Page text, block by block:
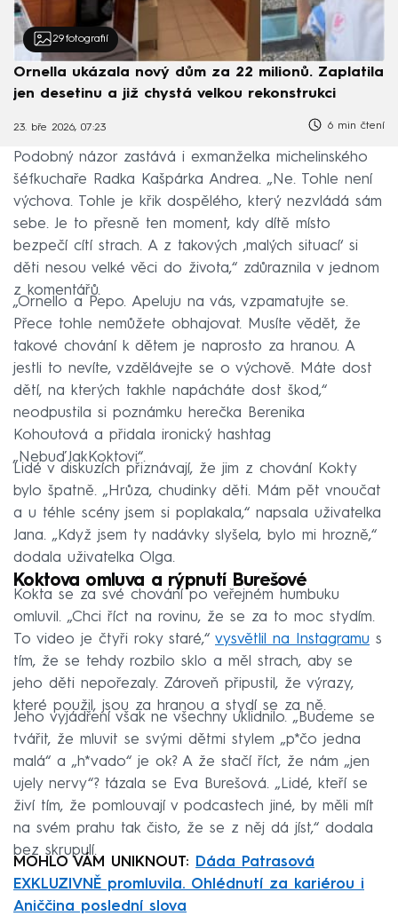
29 fotografií
Ornella ukázala nový dům za 22 milionů. Zaplatila
jen desetinu a již chystá velkou rekonstrukci
23. bře 2026, 07:23 6 min čtení
Podobný názor zastává i exmanželka michelinského
šéfkuchaře Radka Kašpárka Andrea. „Ne. Tohle není
výchova. Tohle je křik dospělého, který nezvládá sám
sebe. Je to přesně ten moment, kdy dítě místo
bezpečí cítí strach. A z takových ‚malých situací‘ si
děti nesou velké věci do života,“ zdůraznila v jednom
z komentářů.
„Ornello a Pepo. Apeluju na vás, vzpamatujte se.
Přece tohle nemůžete obhajovat. Musíte vědět, že
takové chování k dětem je naprosto za hranou. A
jestli to nevíte, vzdělávejte se o výchově. Máte dost
dětí, na kterých takhle napácháte dost škod,“
neodpustila si poznámku herečka Berenika
Kohoutová a přidala ironický hashtag
„NebuďJakKoktovi“.
Lidé v diskuzích přiznávají, že jim z chování Kokty
bylo špatně. „Hrůza, chudinky děti. Mám pět vnoučat
a u téhle scény jsem si poplakala,“ napsala uživatelka
Jana. „Když jsem ty nadávky slyšela, bylo mi hrozně,“
dodala uživatelka Olga.
Koktova omluva a rýpnutí Burešové
Kokta se za své chování po veřejném humbuku
omluvil. „Chci říct na rovinu, že se za to moc stydím.
To video je čtyři roky staré,“ vysvětlil na Instagramu s
tím, že se tehdy rozbilo sklo a měl strach, aby se
jeho děti nepořezaly. Zároveň připustil, že výrazy,
které použil, jsou za hranou a stydí se za ně.
Jeho vyjádření však ne všechny uklidnilo. „Budeme se
tvářit, že mluvit se svými dětmi stylem „p*čo jedna
malá“ a „h*vado“ je ok? A že stačí říct, že nám „jen
ujely nervy“? tázala se Eva Burešová. „Lidé, kteří se
živí tím, že pomlouvají v podcastech jiné, by měli mít
na svém prahu tak čisto, že se z něj dá jíst,“ dodala
bez skrupulí.
MOHLO VÁM UNIKNOUT: Dáda Patrasová
EXKLUZIVNĚ promluvila. Ohlédnutí za kariérou i
Aniččina poslední slova